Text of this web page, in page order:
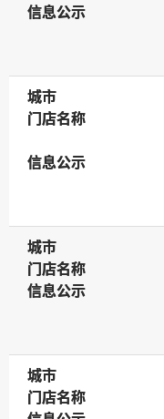
信息公示
信息公示
城市
城市
门店名称
门店名称
信息公示
信息公示
城市
城市
门店名称
门店名称
信息公示
信息公示
城市
城市
门店名称
门店名称